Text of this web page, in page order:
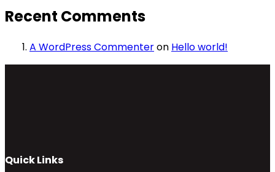
Recent Comments
A WordPress Commenteron Hello world!
Quick Links